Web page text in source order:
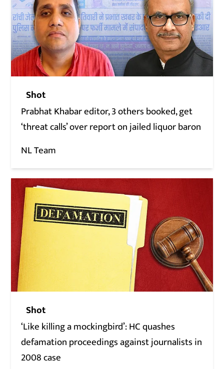
Shot
Prabhat Khabar editor, 3 others booked, get
‘threat calls’ over report on jailed liquor baron
NL Team
Shot
‘Like killing a mockingbird’: HC quashes
defamation proceedings against journalists in
2008 case